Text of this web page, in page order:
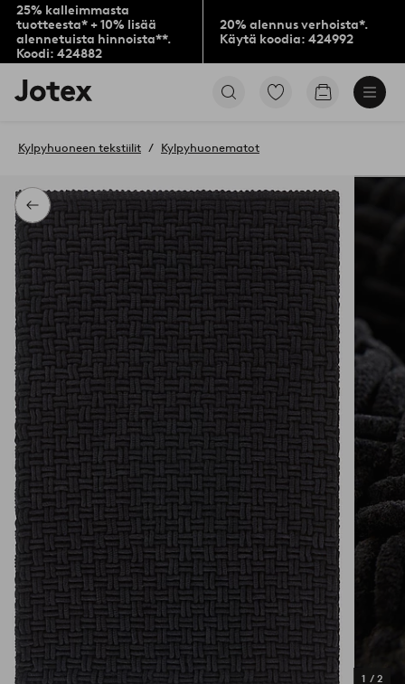
25% kalleimmasta
tuotteesta* + 10% lisää
alennetuista hinnoista**.
Koodi: 424882
20% alennus verhoista*.
Käytä koodia: 424992
Jotex-
logo
aloitussivulle
Siirry
Siirry
Takaisin
Kylpyhuoneen tekstiilit Kylpyhuonematot
1 / 2